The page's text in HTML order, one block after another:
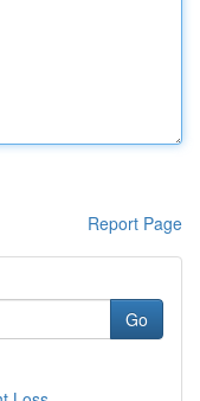
Report Page
Go